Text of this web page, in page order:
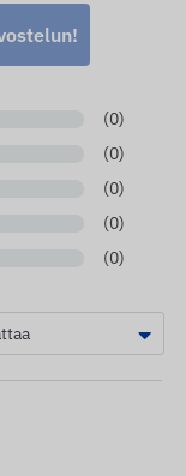
(0)
(0)
(0)
(0)
(0)